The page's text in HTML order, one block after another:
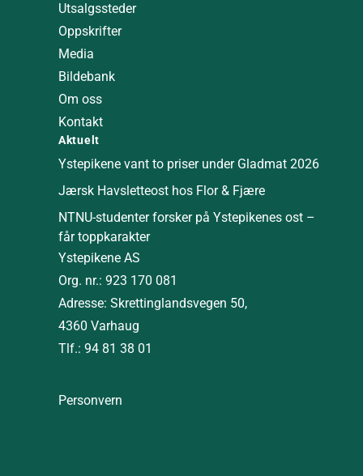
Utsalgssteder
Oppskrifter
Media
Bildebank
Om oss
Kontakt
Aktuelt
Ystepikene vant to priser under Gladmat 2026
Jærsk Havsletteost hos Flor & Fjære
NTNU-studenter forsker på Ystepikenes ost –
får toppkarakter
Ystepikene AS
Org. nr.: 923 170 081
Adresse: Skrettinglandsvegen 50,
4360 Varhaug
Tlf.: 94 81 38 01
Personvern